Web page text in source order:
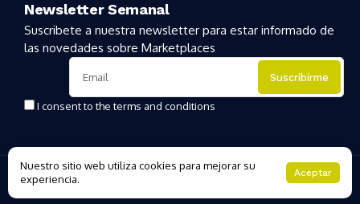
Newsletter Semanal
Suscribete a nuestra newsletter para estar informado de
las novedades sobre Marketplaces
I consent to the terms and conditions
Copyright 2025 | MarketplacesHoy
Nuestro sitio web utiliza cookies para mejorar su
experiencia.
Aceptar